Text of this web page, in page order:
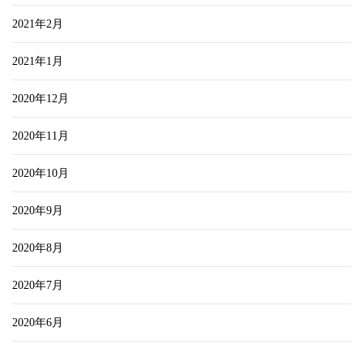
2021年2月
2021年1月
2020年12月
2020年11月
2020年10月
2020年9月
2020年8月
2020年7月
2020年6月